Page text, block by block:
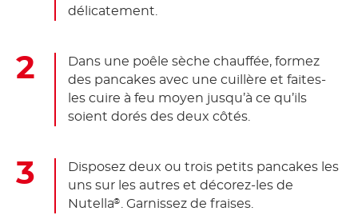
délicatement.
Dans une poêle sèche chauffée, formez
des pancakes avec une cuillère et faites-
les cuire à feu moyen jusqu’à ce qu’ils
soient dorés des deux côtés.
Disposez deux ou trois petits pancakes les
uns sur les autres et décorez-les de
Nutella® . Garnissez de fraises.